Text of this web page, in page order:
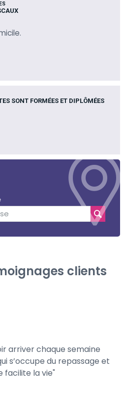
SONT FORMÉES ET DIPLÔMÉES
clients
arriver chaque semaine
s’occupe du repassage et
facilite la vie